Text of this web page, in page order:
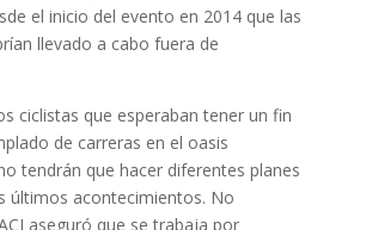
el inicio del evento en 2014 que las
llevado a cabo fuera de
ciclistas que esperaban tener un fin
de carreras en el oasis
tendrán que hacer diferentes planes
últimos acontecimientos. No
aseguró que se trabaja por